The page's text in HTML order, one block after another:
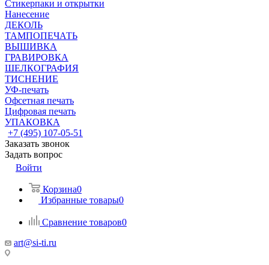
Стикерпаки и открытки
Нанесение
ДЕКОЛЬ
ТАМПОПЕЧАТЬ
ВЫШИВКА
ГРАВИРОВКА
ШЕЛКОГРАФИЯ
ТИСНЕНИЕ
УФ-печать
Офсетная печать
Цифровая печать
УПАКОВКА
+7 (495) 107-05-51
Заказать звонок
Задать вопрос
Войти
Корзина0
Избранные товары0
Сравнение товаров0
art@si-ti.ru